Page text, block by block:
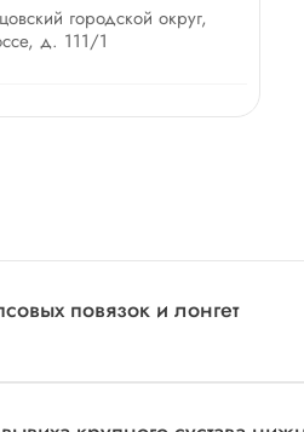
городской округ,
д. 111/1
городской округ,
городской округ,
повязок и лонгет